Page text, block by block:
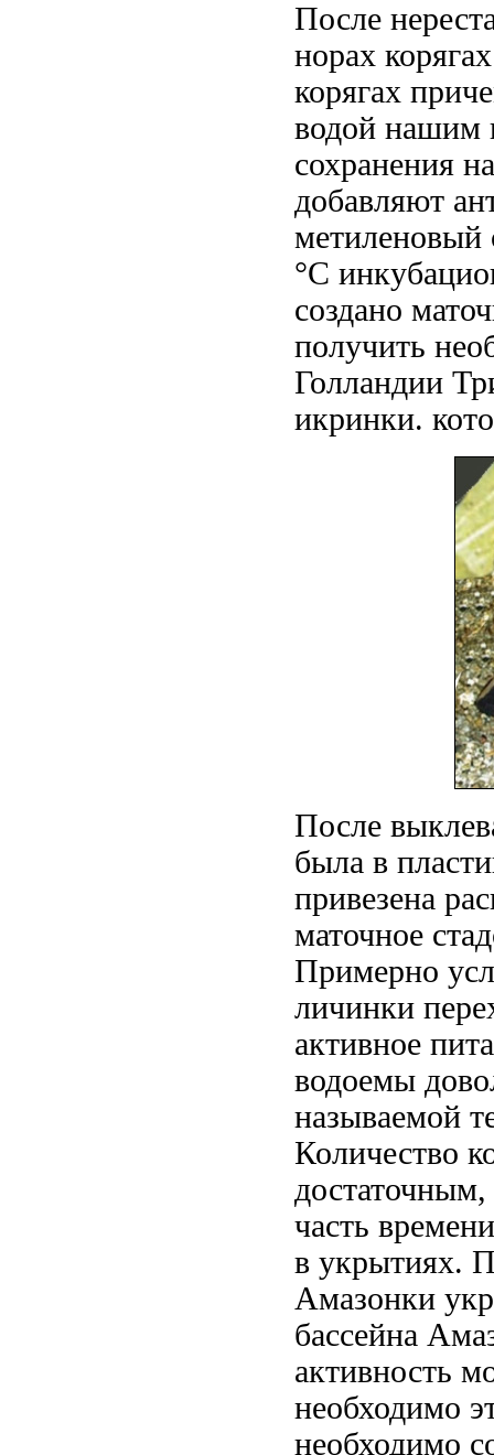
После
норах корягах
корягах
водой нашим
сохранения
добавляют
°С
создано
получить
Голландии
икринки.
После
была в
привезена
маточное
Примерно
личинки
активное
водоемы
называемой
Количество
часть
в укрытиях.
Амазонки
бассейна
активность
необходимо
необходимо